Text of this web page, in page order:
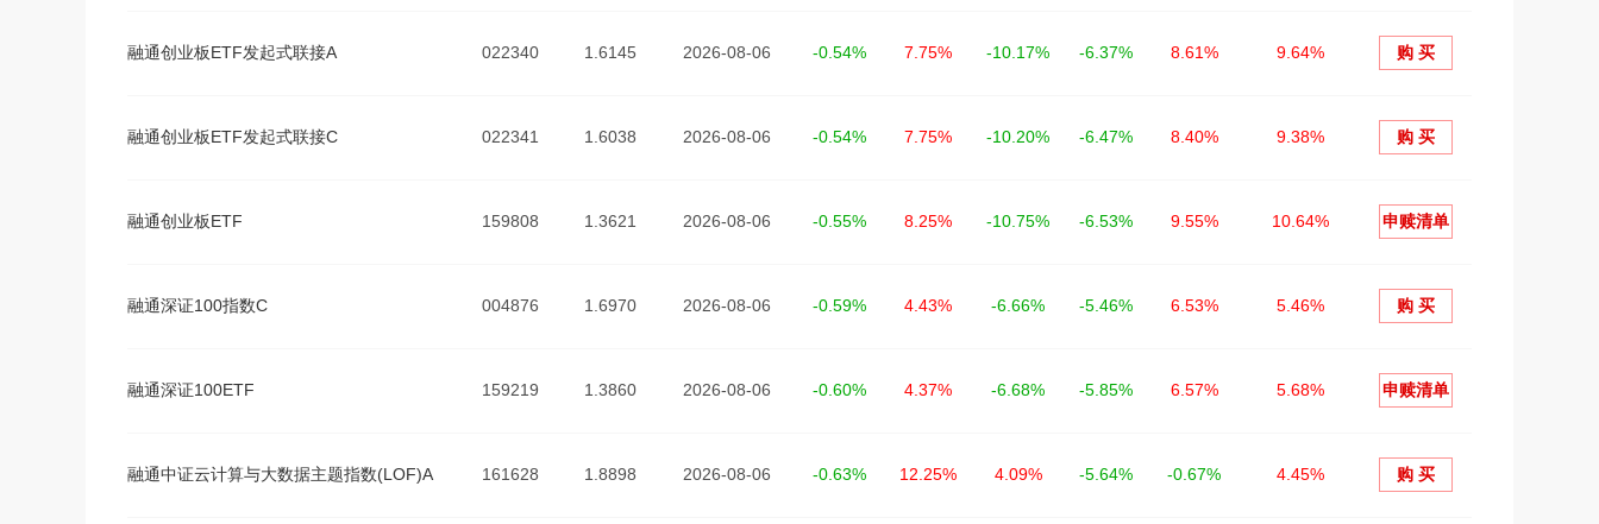
融通创业板ETF发起式联接A 022340 1.6145 2026-08-06 -0.54% 7.75% -10.17% -6.37% 8.61% 9.64% 购 买
融通创业板ETF发起式联接C 022341 1.6038 2026-08-06 -0.54% 7.75% -10.20% -6.47% 8.40% 9.38% 购 买
融通创业板ETF 159808 1.3621 2026-08-06 -0.55% 8.25% -10.75% -6.53% 9.55% 10.64% 申赎清单
融通深证100指数C 004876 1.6970 2026-08-06 -0.59% 4.43% -6.66% -5.46% 6.53% 5.46% 购 买
融通深证100ETF 159219 1.3860 2026-08-06 -0.60% 4.37% -6.68% -5.85% 6.57% 5.68% 申赎清单
融通中证云计算与大数据主题指数(LOF)A 161628 1.8898 2026-08-06 -0.63% 12.25% 4.09% -5.64% -0.67% 4.45% 购 买